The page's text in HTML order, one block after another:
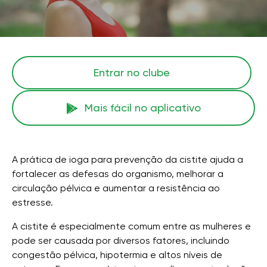
Entrar no clube
Mais fácil no aplicativo
A prática de ioga para prevenção da cistite ajuda a
fortalecer as defesas do organismo, melhorar a
circulação pélvica e aumentar a resistência ao
estresse.
A cistite é especialmente comum entre as mulheres e
pode ser causada por diversos fatores, incluindo
congestão pélvica, hipotermia e altos níveis de